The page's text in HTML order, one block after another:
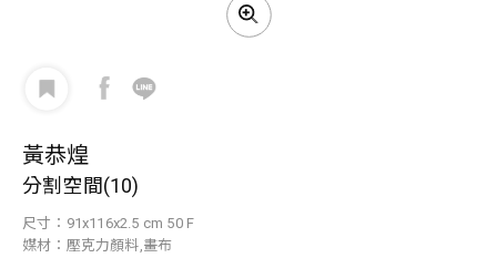
黃恭煌
分割空間(10)
尺寸：91x116x2.5 cm 50 F
媒材：壓克力顏料,畫布